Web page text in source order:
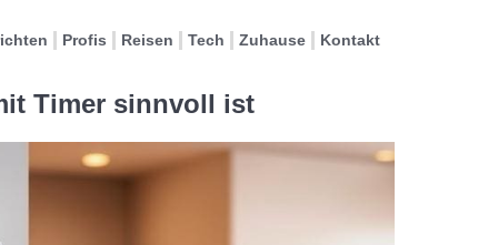
Profis Reisen Tech Zuhause Kontakt
Timer sinnvoll ist